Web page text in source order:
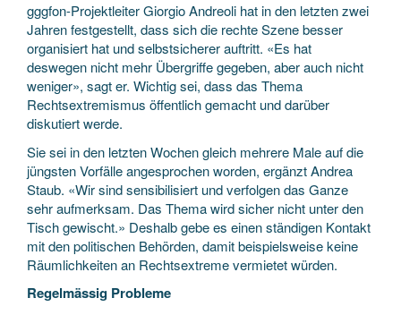
gggfon-Projektleiter Giorgio Andreoli hat in den letzten zwei
Jahren festgestellt, dass sich die rechte Szene besser
organisiert hat und selbstsicherer auftritt. «Es hat
deswegen nicht mehr Übergriffe gegeben, aber auch nicht
weniger», sagt er. Wichtig sei, dass das Thema
Rechtsextremismus öffentlich gemacht und darüber
diskutiert werde.
Sie sei in den letzten Wochen gleich mehrere Male auf die
jüngsten Vorfälle angesprochen worden, ergänzt Andrea
Staub. «Wir sind sensibilisiert und verfolgen das Ganze
sehr aufmerksam. Das Thema wird sicher nicht unter den
Tisch gewischt.» Deshalb gebe es einen ständigen Kontakt
mit den politischen Behörden, damit beispielsweise keine
Räumlichkeiten an Rechtsextreme vermietet würden.
Regelmässig Probleme